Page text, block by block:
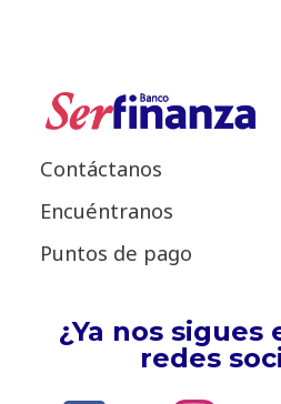
Contáctanos
Encuéntranos
Puntos de pago
¿Ya nos sigues
redes